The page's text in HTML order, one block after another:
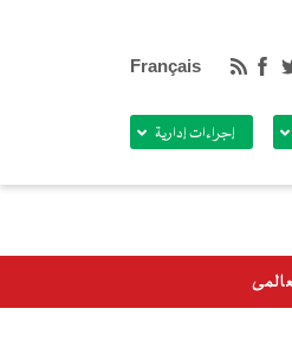
Français
إجراءات إدارية